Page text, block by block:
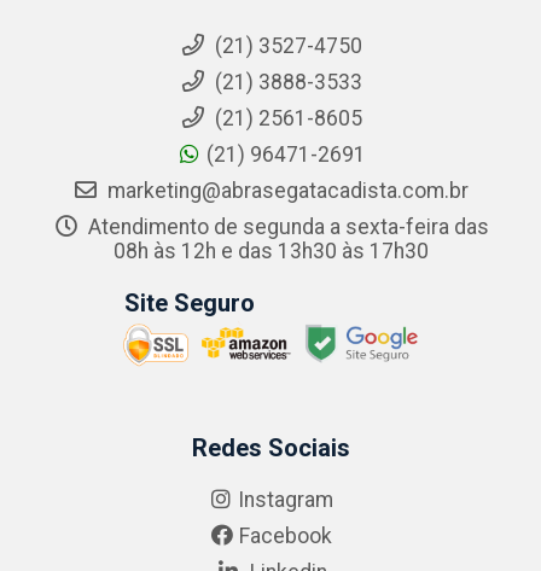
(21) 3527-4750
(21) 3888-3533
(21) 2561-8605
(21) 96471-2691
marketing@abrasegatacadista.com.br
Atendimento de segunda a sexta-feira das
08h às 12h e das 13h30 às 17h30
Site Seguro
Redes Sociais
Instagram
Facebook